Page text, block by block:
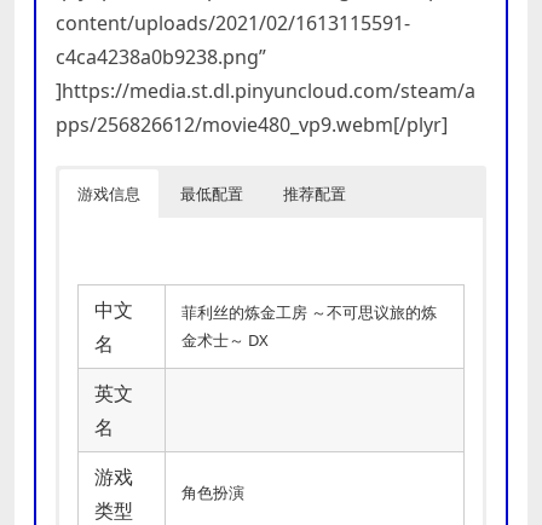
content/uploads/2021/02/1613115591-
c4ca4238a0b9238.png”
]https://media.st.dl.pinyuncloud.com/steam/a
pps/256826612/movie480_vp9.webm[/plyr]
游戏信息 最低配置 推荐配置
中文
名
菲利丝的炼金工房 ～不可思议旅的炼
金术士～ DX
英文
名
游戏
类型
角色扮演